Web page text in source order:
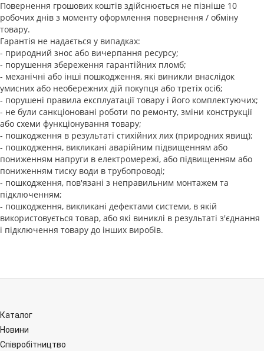
Повернення грошових коштів здійснюється не пізніше 10
робочих днів з моменту оформлення повернення / обміну
товару.
Гарантія не надається у випадках:
- природний знос або вичерпання ресурсу;
- порушення збереження гарантійних пломб;
- механічні або інші пошкодження, які виникли внаслідок
умисних або необережних дій покупця або третіх осіб;
- порушені правила експлуатації товару і його комплектуючих;
- не були санкціоновані роботи по ремонту, зміни конструкції
або схеми функціонування товару;
- пошкодження в результаті стихійних лих (природних явищ);
- пошкодження, викликані аварійним підвищенням або
пониженням напруги в електромережі, або підвищенням або
пониженням тиску води в трубопроводі;
- пошкодження, пов'язані з неправильним монтажем та
підключенням;
- пошкодження, викликані дефектами системи, в якій
використовується товар, або які виниклі в результаті з'єднання
і підключення товару до інших виробів.
Каталог
Новини
Співробітництво